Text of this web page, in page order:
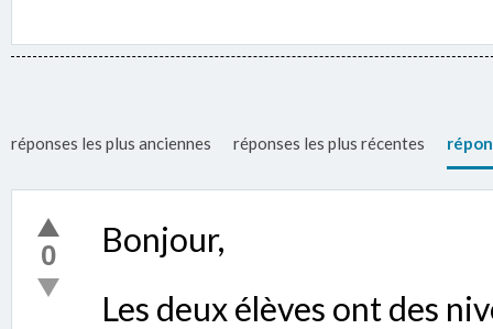
réponses les plus anciennes réponses les plus récentes
0
Bonjour,
Les deux élèves ont des